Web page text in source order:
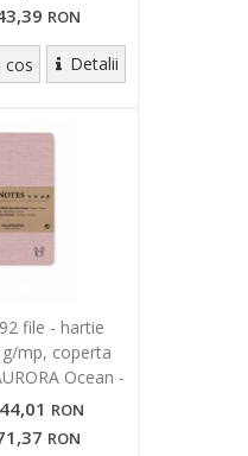
RON
cos Detalii
file - hartie
mp, coperta
Ocean -
RON
RON